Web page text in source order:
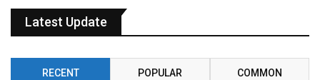
Latest Update
RECENT POPULAR COMMON